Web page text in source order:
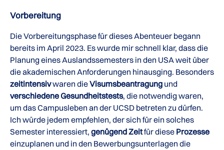
Vorbereitung
Die Vorbereitungsphase für dieses Abenteuer begann
bereits im April 2023. Es wurde mir schnell klar, dass die
Planung eines Auslandssemesters in den USA weit über
die akademischen Anforderungen hinausging. Besonders
zeitintensivwaren dieVisumsbeantragung und
verschiedene Gesundheitstests, die notwendig waren,
um das Campusleben an der UCSD betreten zu dürfen.
Ich würde jedem empfehlen, der sich für ein solches
Semester interessiert, genügend Zeitfür diese Prozesse
einzuplanen und in den Bewerbungsunterlagen die